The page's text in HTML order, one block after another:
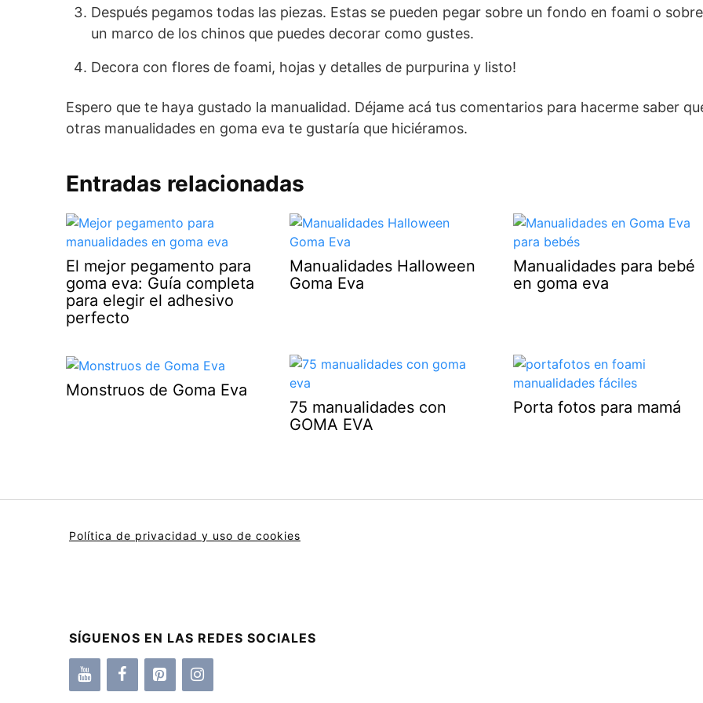
Después pegamos todas las piezas. Estas se pueden pegar sobre un fondo en foami o sobre
un marco de los chinos que puedes decorar como gustes.
Decora con flores de foami, hojas y detalles de purpurina y listo!
Espero que te haya gustado la manualidad. Déjame acá tus comentarios para hacerme saber
otras manualidades en goma eva te gustaría que hiciéramos.
Entradas relacionadas
El mejor pegamento para
goma eva: Guía completa
para elegir el adhesivo
perfecto
Manualidades Halloween
Goma Eva
Manualidades para bebé
en goma eva
Monstruos de Goma Eva
75 manualidades con
GOMA EVA
Porta fotos para mamá
Política de privacidad y uso de cookies
SÍGUENOS EN LAS REDES SOCIALES